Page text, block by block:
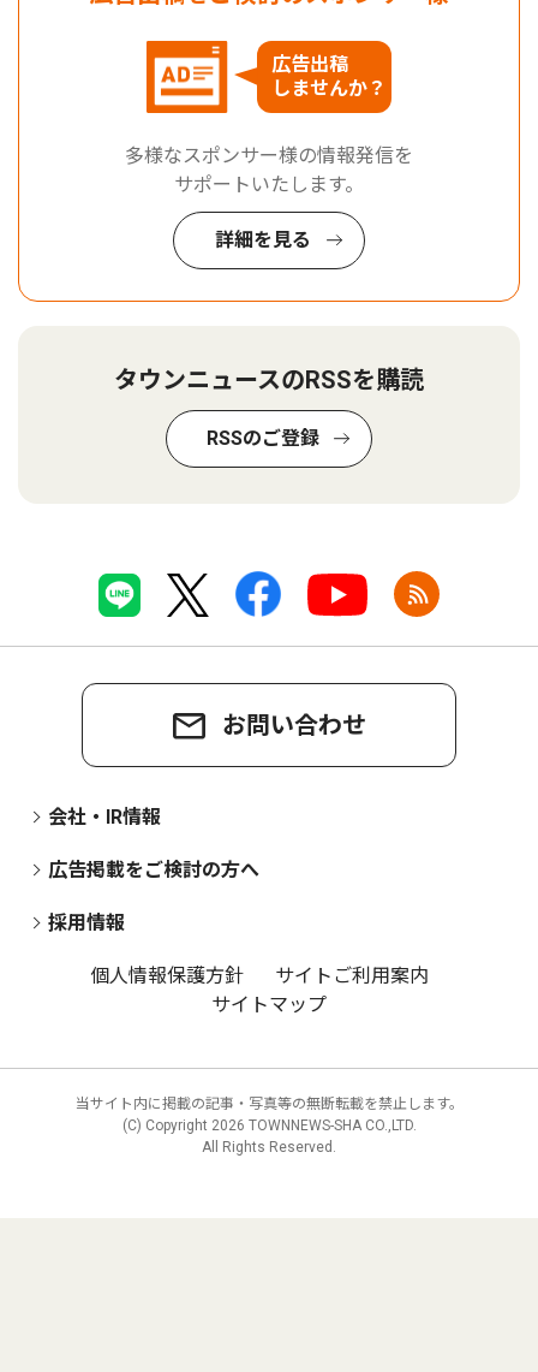
広告出稿
しませんか？
多様なスポンサー様の情報発信を
サポートいたします。
詳細を見る
タウンニュースのRSSを購読
RSSのご登録
お問い合わせ
会社・IR情報
広告掲載をご検討の方へ
採用情報
個人情報保護方針
サイトご利用案内
サイトマップ
当サイト内に掲載の記事・写真等の無断転載を禁止します。
(C) Copyright 2026 TOWNNEWS-SHA CO.,LTD.
All Rights Reserved.